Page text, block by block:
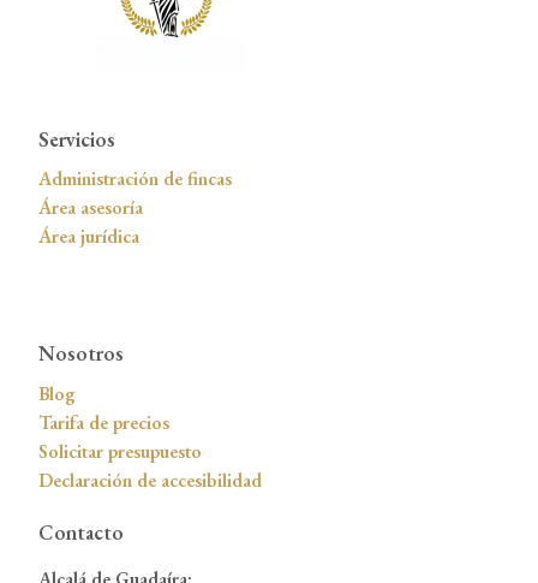
Servicios
Administración de fincas
Área asesoría
Área jurídica
Nosotros
Blog
Tarifa de precios
Solicitar presupuesto
Declaración de accesibilidad
Contacto